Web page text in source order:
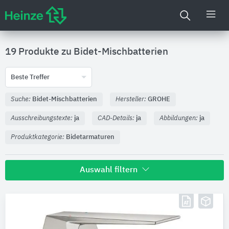
19 Produkte zu Bidet-Mischbatterien
Beste Treffer
Suche: Bidet-Mischbatterien Hersteller: GROHE
Ausschreibungstexte: ja CAD-Details: ja Abbildungen: ja
Produktkategorie: Bidetarmaturen
Auswahl filtern